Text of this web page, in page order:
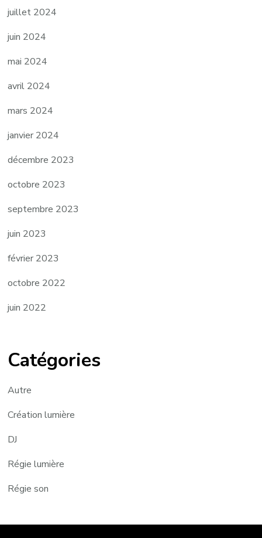
juillet 2024
juin 2024
mai 2024
avril 2024
mars 2024
janvier 2024
décembre 2023
octobre 2023
septembre 2023
juin 2023
février 2023
octobre 2022
juin 2022
Catégories
Autre
Création lumière
DJ
Régie lumière
Régie son